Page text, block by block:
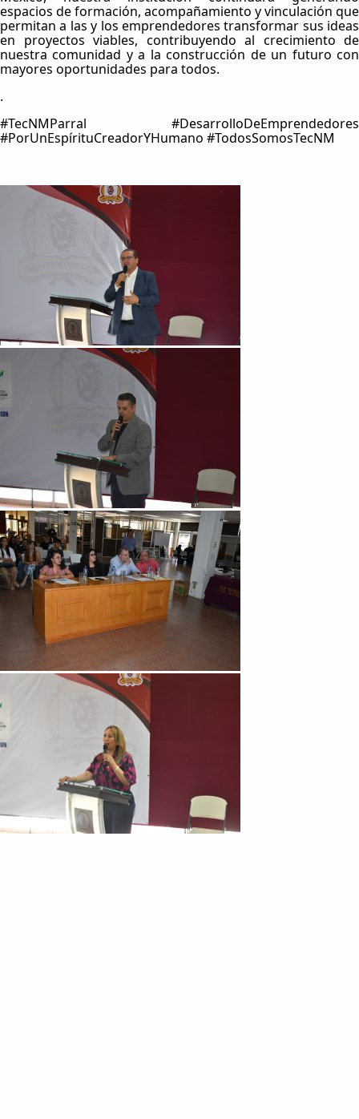
espacios de formación, acompañamiento y vinculación que
permitan a las y los emprendedores transformar sus ideas
en proyectos viables, contribuyendo al crecimiento de
nuestra comunidad y a la construcción de un futuro con
mayores oportunidades para todos.
.
#TecNMParral #DesarrolloDeEmprendedores
#PorUnEspírituCreadorYHumano #TodosSomosTecNM